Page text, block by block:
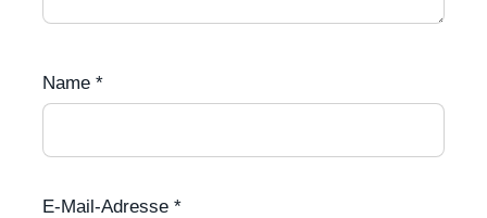
Name*
E-Mail-Adresse*